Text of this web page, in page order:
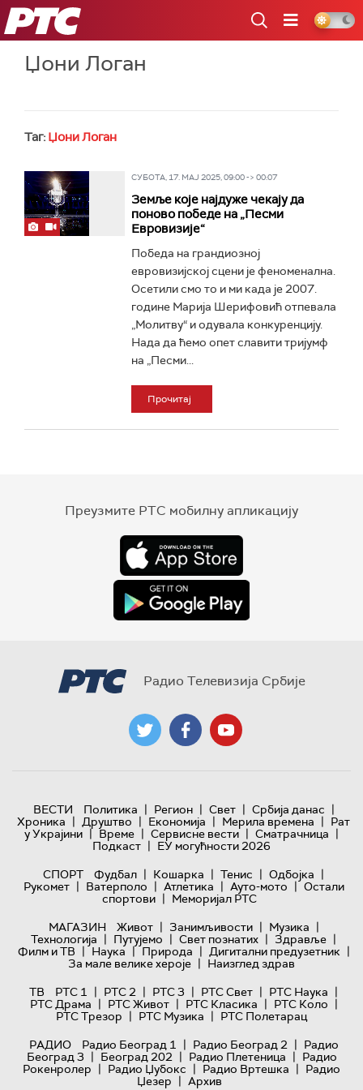
РТС
Џони Логан
Таг: Џони Логан
СУБОТА, 17. МАЈ 2025, 09:00 -> 00:07
Земље које најдуже чекају да
поново победе на „Песми
Евровизије“
Победа на грандиозној
евровизијској сцени је феноменална.
Осетили смо то и ми када је 2007.
године Марија Шерифовић отпевала
„Молитву“ и одувала конкуренцију.
Нада да ћемо опет славити тријумф
на „Песми...
Прочитај
Преузмите РТС мобилну апликацију
Радио Телевизија Србије
ВЕСТИ Политика | Регион | Свет | Србија данас |
Хроника | Друштво | Економија | Мерила времена | Рат
у Украјини | Време | Сервисне вести | Сматрачница |
Подкаст | ЕУ могућности 2026
СПОРТ
Фудбал | Кошарка | Тенис | Одбојка |
Рукомет | Ватерполо | Атлетика | Ауто-мото | Остали
спортови | Меморијал РТС
МАГАЗИН
Живот | Занимљивости | Музика |
Технологијa | Путујемо | Свет познатих | Здравље |
Филм и ТВ | Наука | Природа | Дигитални предузетник |
За мале велике хероје | Наизглед здрав
ТВ
РТС 1 | РТС 2 | РТС 3 | РТС Свет | РТС Наука |
РТС Драма | РТС Живот | РТС Класика | РТС Коло |
РТС Трезор | РТС Музика | РТС Полетарац
РАДИО
Радио Београд 1 | Радио Београд 2 | Радио
Београд 3 | Београд 202 | Радио Плетеница | Радио
Рокенролер | Радио Џубокс | Радио Вртешка | Радио
Џезер | Архив